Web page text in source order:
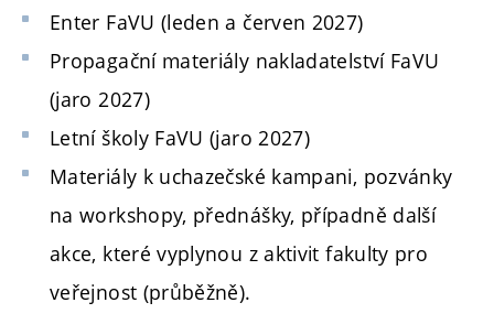
Enter FaVU (leden a červen 2027)
Propagační materiály nakladatelství FaVU
(jaro 2027)
Letní školy FaVU (jaro 2027)
Materiály k uchazečské kampani, pozvánky
na workshopy, přednášky, případně další
akce, které vyplynou z aktivit fakulty pro
veřejnost (průběžně).